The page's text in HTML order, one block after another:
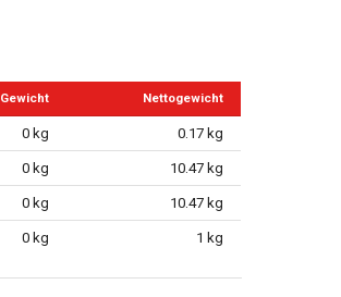
Gewicht Nettogewicht
0 kg 0.17 kg
0 kg 10.47 kg
0 kg 10.47 kg
0 kg 1 kg